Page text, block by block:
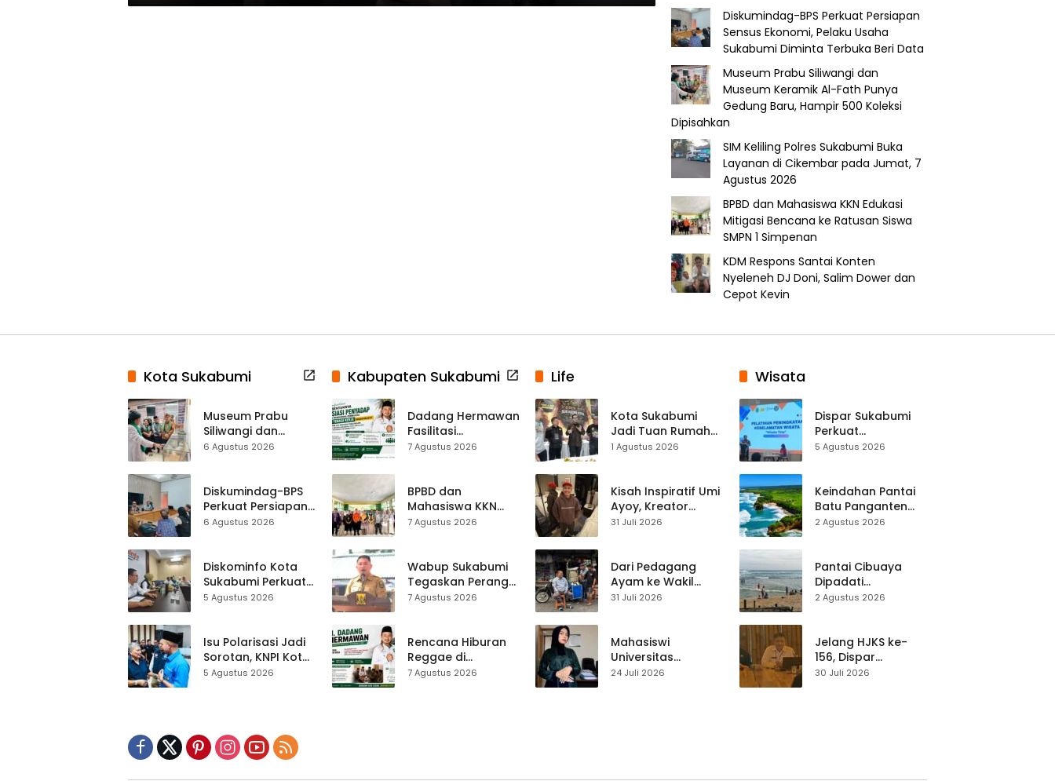
Diskumindag-BPS Perkuat Persiapan
Sensus Ekonomi, Pelaku Usaha
Sukabumi Diminta Terbuka Beri Data
Museum Prabu Siliwangi dan
Museum Keramik Al-Fath Punya
Gedung Baru, Hampir 500 Koleksi
Dipisahkan
SIM Keliling Polres Sukabumi Buka
Layanan di Cikembar pada Jumat, 7
Agustus 2026
BPBD dan Mahasiswa KKN Edukasi
Mitigasi Bencana ke Ratusan Siswa
SMPN 1 Simpenan
KDM Respons Santai Konten
Nyeleneh DJ Doni, Salim Dower dan
Cepot Kevin
Kota Sukabumi
Museum Prabu
Siliwangi dan
Museum Keramik
Hampir 500 Koleksi
Dipisahkan
6 Agustus 2026
Diskumindag-BPS
Perkuat Persiapan
Sensus Ekonomi,
Terbuka Beri Data
6 Agustus 2026
Diskominfo Kota
Sukabumi Perkuat
Satu Data
Kewilayahan
Dikebut
5 Agustus 2026
Isu Polarisasi Jadi
Sorotan, KNPI Kota
Sukabumi Ajak
5 Agustus 2026
Kabupaten Sukabumi
Dadang Hermawan
Fasilitasi
Pembentukan
Pekerja Dapat
Perlindungan BPJS
7 Agustus 2026
BPBD dan
Mahasiswa KKN
Edukasi Mitigasi
SMPN 1 Simpenan
7 Agustus 2026
Wabup Sukabumi
Tegaskan Perang
terhadap Narkoba
7 Agustus 2026
Rencana Hiburan
Reggae di
Purwasedar
7 Agustus 2026
Life
Kota Sukabumi
Jadi Tuan Rumah
Kontes Batu Akik
1 Agustus 2026
Kisah Inspiratif Umi
Ayoy, Kreator
TikTok Asal
Live Streaming
31 Juli 2026
Dari Pedagang
Ayam ke Wakil
Ketua DPRD, H.
Pasar Cisaat
31 Juli 2026
Mahasiswi
Universitas
Muhammadiyah
24 Juli 2026
Wisata
Dispar Sukabumi
Perkuat
Keselamatan
Mitigasi hingga
Teknik Evakuasi
5 Agustus 2026
Keindahan Pantai
Batu Panganten
Mulai Dilirik
2 Agustus 2026
Pantai Cibuaya
Dipadati
Wisatawan,
Waspada
2 Agustus 2026
Jelang HJKS ke-
156, Dispar
Kabupaten
30 Juli 2026